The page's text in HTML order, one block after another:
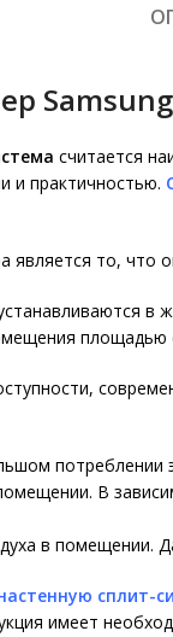
Samsung
считается
и практичностью.
является то,
в
площадью
В
в помещении.
сплит-
имеет